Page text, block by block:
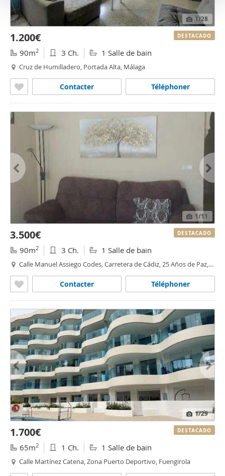
1/28
1.200€
90m2 3 Ch. 1 Salle de bain
Cruz de Humilladero, Portada Alta, Málaga
Téléphoner
Contacter
DESTACADO
1/11
3.500€
90m2 3 Ch. 1 Salle de bain
Calle Manuel Assiego Codes, Carretera de Cádiz, 25 Años de Paz,
Téléphoner
Contacter
DESTACADO
1/29
1.700€
65m2 1 Ch. 1 Salle de bain
Calle Martínez Catena, Zona Puerto Deportivo, Fuengirola
DESTACADO